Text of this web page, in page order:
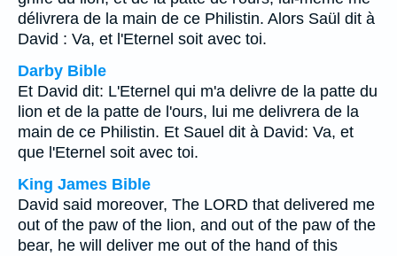
délivrera de la main de ce Philistin. Alors Saül dit à
David : Va, et l'Eternel soit avec toi.
Darby Bible
Et David dit: L'Eternel qui m'a delivre de la patte du
lion et de la patte de l'ours, lui me delivrera de la
main de ce Philistin. Et Sauel dit à David: Va, et
que l'Eternel soit avec toi.
King James Bible
David said moreover, The LORD that delivered me
out of the paw of the lion, and out of the paw of the
bear, he will deliver me out of the hand of this